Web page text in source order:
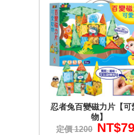
忍者兔百變磁力片【可
物】
定價 1200